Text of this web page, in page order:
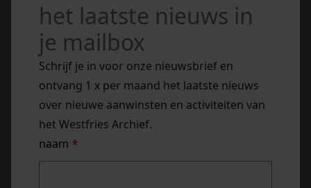
het laatste nieuws in
je mailbox
Schrijf je in voor onze nieuwsbrief en
ontvang 1 x per maand het laatste nieuws
over nieuwe aanwinsten en activiteiten van
het Westfries Archief.
naam *